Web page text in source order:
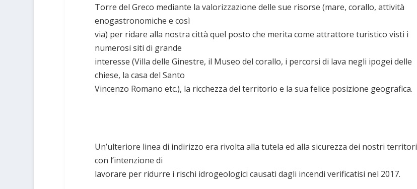
Torre del Greco mediante la valorizzazione delle sue risorse (mare, corallo, attività
enogastronomiche e così
via) per ridare alla nostra città quel posto che merita come attrattore turistico visti i
numerosi siti di grande
interesse (Villa delle Ginestre, il Museo del corallo, i percorsi di lava negli ipogei delle
chiese, la casa del Santo
Vincenzo Romano etc.), la ricchezza del territorio e la sua felice posizione geografica.
Un’ulteriore linea di indirizzo era rivolta alla tutela ed alla sicurezza dei nostri territori
con l’intenzione di
lavorare per ridurre i rischi idrogeologici causati dagli incendi verificatisi nel 2017.